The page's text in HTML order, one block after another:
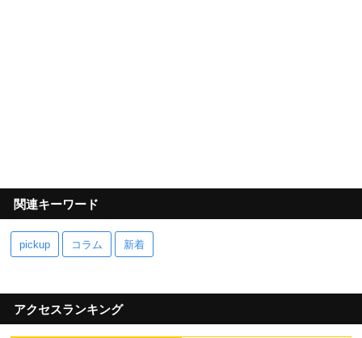
関連キーワード
pickup コラム 新着
アクセスランキング